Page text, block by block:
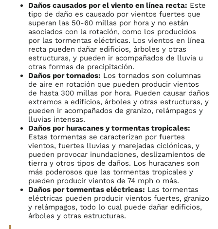
Daños causados por el viento en línea recta: Este
tipo de daño es causado por vientos fuertes que
superan las 50-60 millas por hora y no están
asociados con la rotación, como los producidos
por las tormentas eléctricas. Los vientos en línea
recta pueden dañar edificios, árboles y otras
estructuras, y pueden ir acompañados de lluvia u
otras formas de precipitación.
Daños por tornados: Los tornados son columnas
de aire en rotación que pueden producir vientos
de hasta 300 millas por hora. Pueden causar daños
extremos a edificios, árboles y otras estructuras, y
pueden ir acompañados de granizo, relámpagos y
lluvias intensas.
Daños por huracanes y tormentas tropicales:
Estas tormentas se caracterizan por fuertes
vientos, fuertes lluvias y marejadas ciclónicas, y
pueden provocar inundaciones, deslizamientos de
tierra y otros tipos de daños. Los huracanes son
más poderosos que las tormentas tropicales y
pueden producir vientos de 74 mph o más.
Daños por tormentas eléctricas: Las tormentas
eléctricas pueden producir vientos fuertes, granizo
y relámpagos, todo lo cual puede dañar edificios,
árboles y otras estructuras.